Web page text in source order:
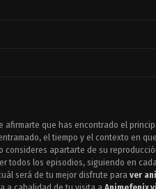
afirmarte que has encontrado el
el tiempo y el contexto en
apartarte de su
todos los episodios, siguiendo en
será de tu mejor disfrute para ver